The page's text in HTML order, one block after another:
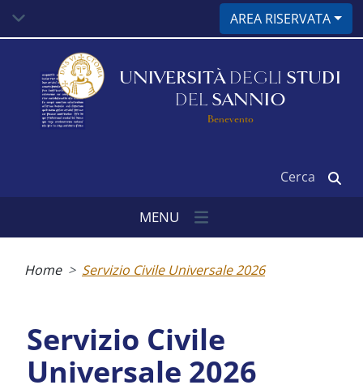
contenuto
AREA RISERVATA
UNIVERSITÀ DEGLI STUDI
DEL SANNIO
Benevento
MENU
Home Servizio Civile Universale 2026
Servizio Civile
Universale 2026